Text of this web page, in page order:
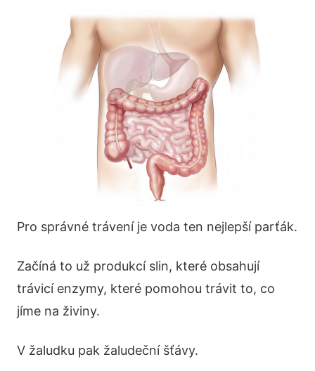
Pro správné trávení je voda ten nejlepší parťák.
Začíná to už produkcí slin, které obsahují
trávicí enzymy, které pomohou trávit to, co
jíme na živiny.
V žaludku pak žaludeční šťávy.